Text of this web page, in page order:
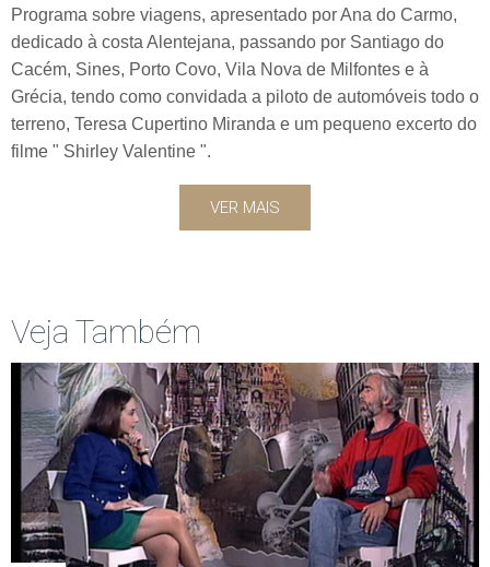
Programa sobre viagens, apresentado por Ana do Carmo,
dedicado à costa Alentejana, passando por Santiago do
Cacém, Sines, Porto Covo, Vila Nova de Milfontes e à
Grécia, tendo como convidada a piloto de automóveis todo o
terreno, Teresa Cupertino Miranda e um pequeno excerto do
filme " Shirley Valentine ".
VER MAIS
Veja Também